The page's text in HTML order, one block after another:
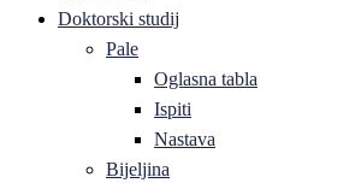
Doktorski studij
Pale
Oglasna tabla
Ispiti
Nastava
Bijeljina